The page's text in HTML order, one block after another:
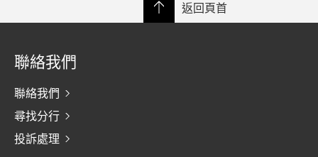
返回頁首
聯絡我們
聯絡我們
尋找分行
投訴處理